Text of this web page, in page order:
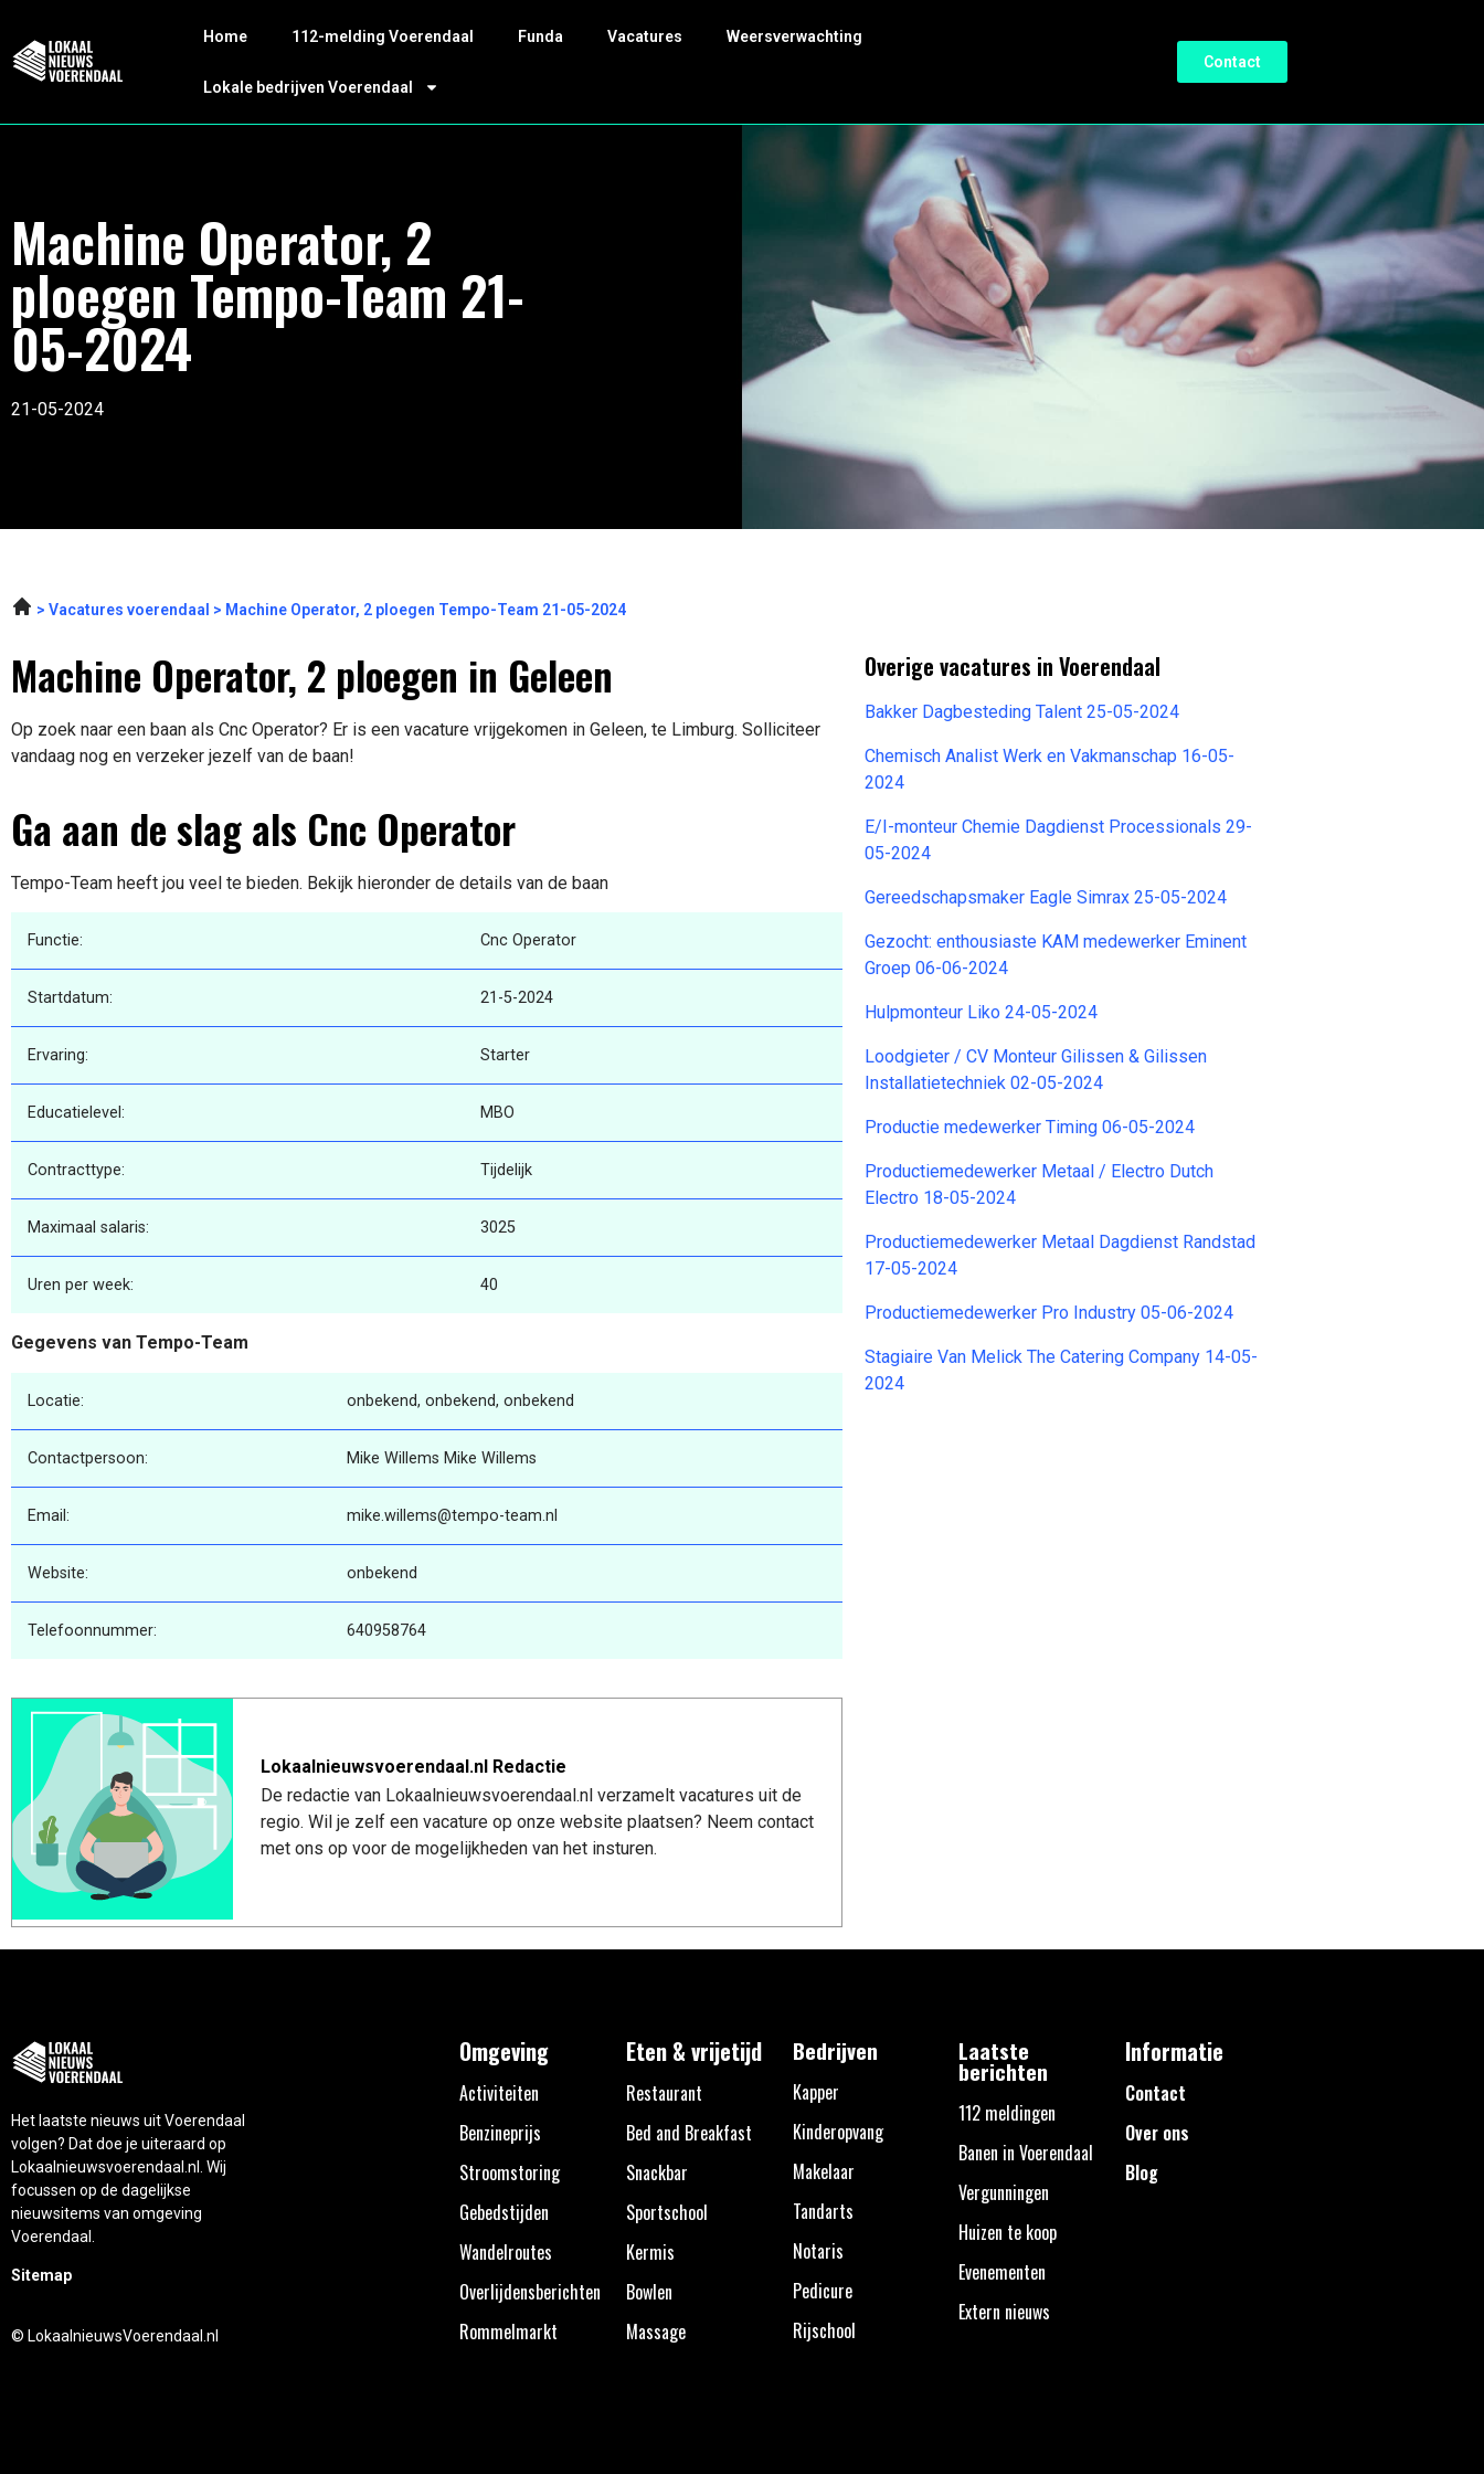
Home 112-melding Voerendaal Funda Vacatures Weersverwachting
Lokale bedrijven Voerendaal
Contact
Machine Operator, 2
ploegen Tempo-Team 21-
05-2024
21-05-2024
Vacatures voerendaal Machine Operator, 2 ploegen Tempo-Team 21-05-2024
Machine Operator, 2 ploegen in Geleen
Op zoek naar een baan als Cnc Operator? Er is een vacature vrijgekomen in Geleen, te Limburg. Solliciteer
vandaag nog en verzeker jezelf van de baan!
Ga aan de slag als Cnc Operator
Tempo-Team heeft jou veel te bieden. Bekijk hieronder de details van de baan
Functie: Cnc Operator
Startdatum: 21-5-2024
Ervaring: Starter
Educatielevel: MBO
Contracttype: Tijdelijk
Maximaal salaris: 3025
Uren per week: 40
Gegevens van Tempo-Team
Locatie: onbekend, onbekend, onbekend
Contactpersoon: Mike Willems Mike Willems
Email: mike.willems@tempo-team.nl
Website: onbekend
Telefoonnummer: 640958764
Lokaalnieuwsvoerendaal.nl Redactie
De redactie van Lokaalnieuwsvoerendaal.nl verzamelt vacatures uit de
regio. Wil je zelf een vacature op onze website plaatsen? Neem contact
met ons op voor de mogelijkheden van het insturen.
Overige vacatures in Voerendaal
Bakker Dagbesteding Talent 25-05-2024
Chemisch Analist Werk en Vakmanschap 16-05-
2024
E/I-monteur Chemie Dagdienst Processionals 29-
05-2024
Gereedschapsmaker Eagle Simrax 25-05-2024
Gezocht: enthousiaste KAM medewerker Eminent
Groep 06-06-2024
Hulpmonteur Liko 24-05-2024
Loodgieter / CV Monteur Gilissen & Gilissen
Installatietechniek 02-05-2024
Productie medewerker Timing 06-05-2024
Productiemedewerker Metaal / Electro Dutch
Electro 18-05-2024
Productiemedewerker Metaal Dagdienst Randstad
17-05-2024
Productiemedewerker Pro Industry 05-06-2024
Stagiaire Van Melick The Catering Company 14-05-
2024
Het laatste nieuws uit Voerendaal
volgen? Dat doe je uiteraard op
Lokaalnieuwsvoerendaal.nl. Wij
focussen op de dagelijkse
nieuwsitems van omgeving
Voerendaal.
Sitemap
© LokaalnieuwsVoerendaal.nl
Omgeving
Activiteiten
Benzineprijs
Stroomstoring
Gebedstijden
Wandelroutes
Overlijdensberichten
Rommelmarkt
Eten & vrijetijd
Restaurant
Bed and Breakfast
Snackbar
Sportschool
Kermis
Bowlen
Massage
Bedrijven
Kapper
Kinderopvang
Makelaar
Tandarts
Notaris
Pedicure
Rijschool
Laatste
berichten
112 meldingen
Banen in Voerendaal
Vergunningen
Huizen te koop
Evenementen
Extern nieuws
Informatie
Contact
Over ons
Blog